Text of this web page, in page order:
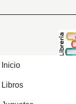
Inicio
Libros